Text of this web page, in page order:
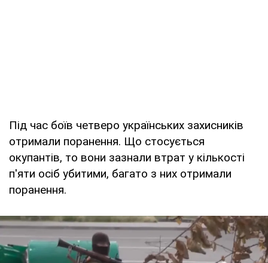
Під час боїв четверо українських захисників
отримали поранення. Що стосується
окупантів, то вони зазнали втрат у кількості
п'яти осіб убитими, багато з них отримали
поранення.